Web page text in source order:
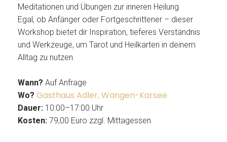
Meditationen und Übungen zur inneren Heilung
Egal, ob Anfänger oder Fortgeschrittener – dieser
Workshop bietet dir Inspiration, tieferes Verständnis
und Werkzeuge, um Tarot und Heilkarten in deinem
Alltag zu nutzen.
Wann? Auf Anfrage
Wo? Gasthaus Adler, Wangen-Karsee
Dauer: 10:00–17:00 Uhr
Kosten: 79,00 Euro zzgl. Mittagessen